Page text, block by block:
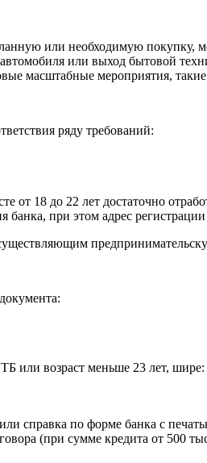
или необходимую
или выход бытовой
масштабные мероприятия,
ряду требований:
от 18 до 22 лет достаточно
банка, при этом адрес
или возраст меньше 23 лет, шире:
справка по форме банка с
(при сумме кредита от 500